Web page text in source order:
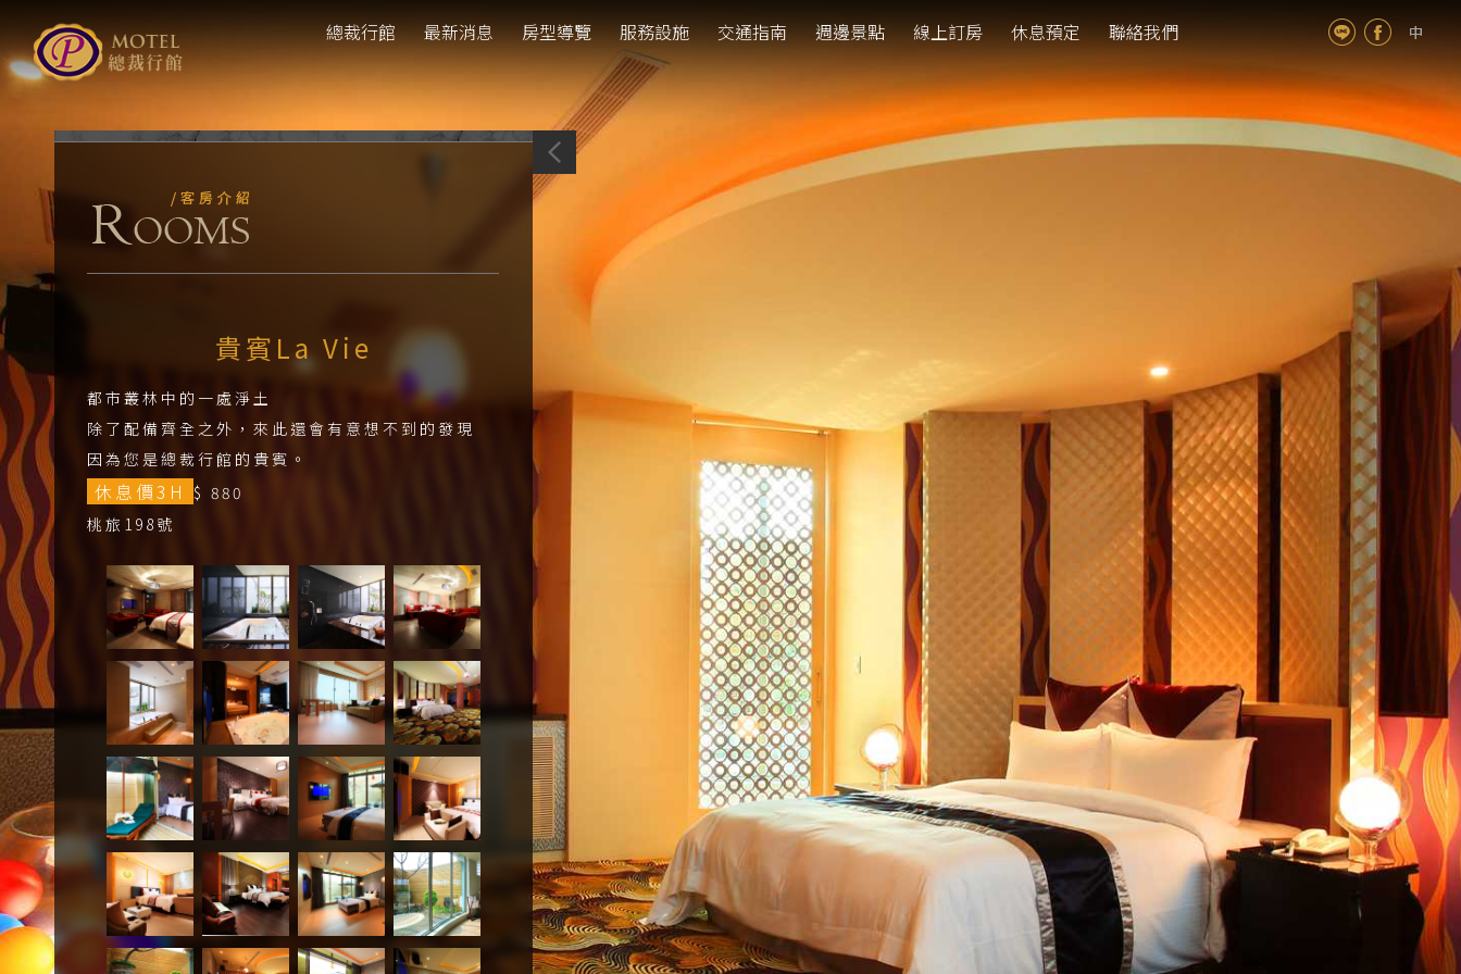
總裁行館 最新消息 房型導覽 服務設施 交通指南 週邊景點 線上訂房 休息預定 聯絡我們
貴賓La Vie
都市叢林中的一處淨土
除了配備齊全之外，來此還會有意想不到的發現
因為您是總裁行館的貴賓。
休息價3H $ 880
桃旅198號